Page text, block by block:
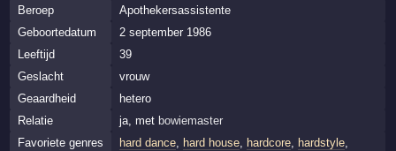
Beroep
Apothekersassistente
Geboortedatum
2 september 1986
Leeftijd
39
Geslacht
vrouw
Geaardheid
hetero
Relatie
ja, met bowiemaster
Favoriete genres
hard dance, hard house, hardcore, hardstyle,